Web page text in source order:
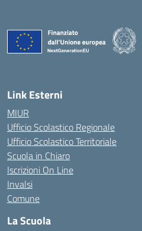
Link Esterni
MIUR
Ufficio Scolastico Regionale
Ufficio Scolastico Territoriale
Scuola in Chiaro
Iscrizioni On Line
Invalsi
Comune
La Scuola